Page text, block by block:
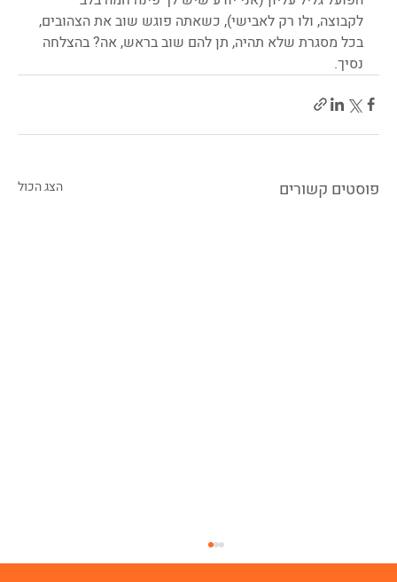
לקבוצה, ולו רק לאבישי), כשאתה פוגש שוב את הצהובים,
בכל מסגרת שלא תהיה, תן להם שוב בראש, אה? בהצלחה
נסיך.
פוסטים קשורים הצג הכול